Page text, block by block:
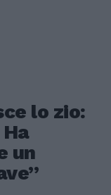
lo zio:
un